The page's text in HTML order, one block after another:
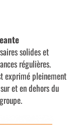
solides et
régulières.
exprimé pleinement
et en dehors du